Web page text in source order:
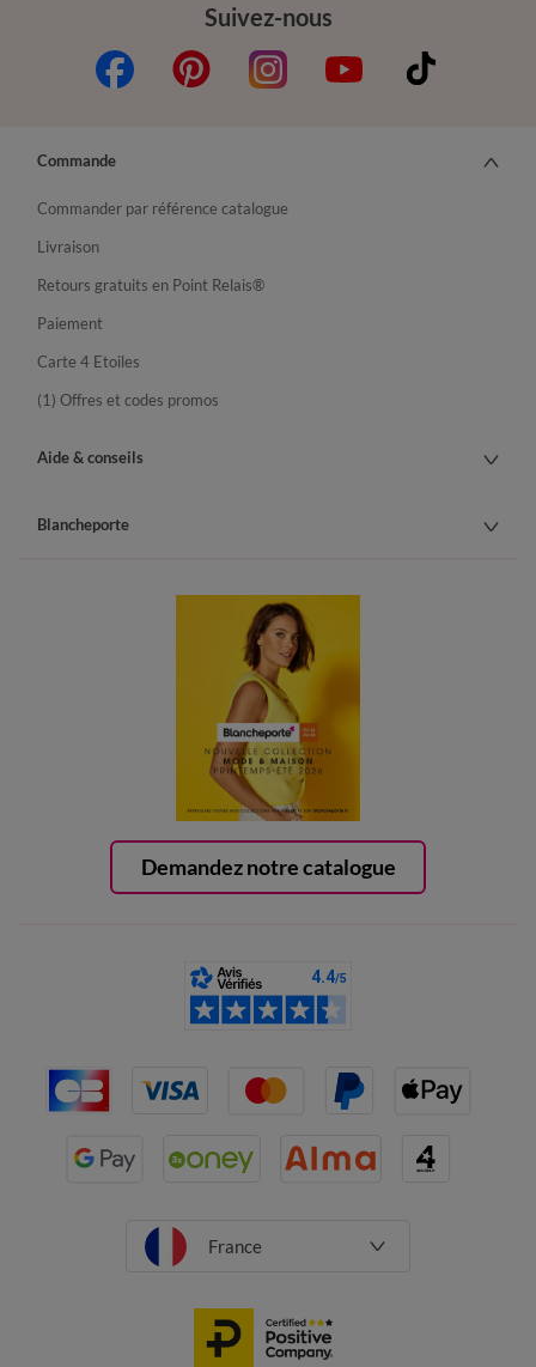
Suivez-nous
Demandez notre catalogue
Commande
Commander par référence catalogue
Livraison
Retours gratuits en Point Relais®
Paiement
Carte 4 Etoiles
(1) Offres et codes promos
Aide & conseils
Blancheporte
France